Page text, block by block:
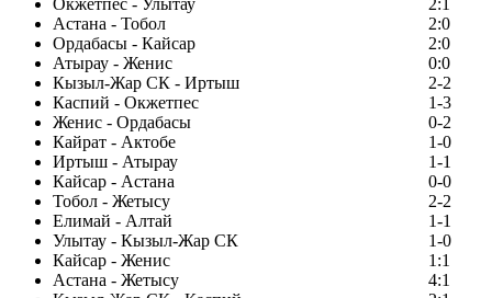
Окжетпес - Улытау
2:1
Астана - Тобол
2:0
Ордабасы - Кайсар
2:0
Атырау - Женис
0:0
Кызыл-Жар СК - Иртыш
2-2
Каспий - Окжетпес
1-3
Женис - Ордабасы
0-2
Кайрат - Актобе
1-0
Иртыш - Атырау
1-1
Кайсар - Астана
0-0
Тобол - Жетысу
2-2
Елимай - Алтай
1-1
Улытау - Кызыл-Жар СК
1-0
Кайсар - Женис
1:1
Астана - Жетысу
4:1